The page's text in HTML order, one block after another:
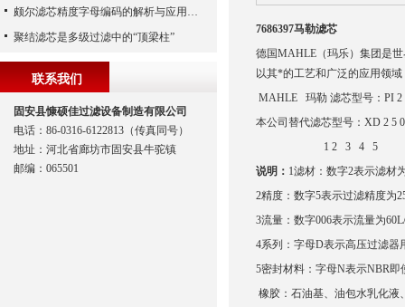
7686397马勒滤芯
德国MAHLE（玛乐）集团是
以其*的工艺和广泛的应用领
MAHLE 玛勒 滤芯型号：PI 2
本公司替代滤芯型号：XD 2
1 2 3 4 5
说明： 1滤材：数字2表示滤材
2精度：数字5表示过滤精度为
3流量：数字006表示流量为
4系列：字母D表示高压过滤
5密封材料：字母N表示NBR即
橡胶：石油基、油包水乳化液
颇尔滤芯精度字母编码的解析与应用指南
聚结滤芯是多级过滤中的“顶梁柱”
联系我们
固安县慷硕佳过滤设备制造有限公司
电话：86-0316-6122813（传真同号）
地址：河北省廊坊市固安县牛驼镇
邮编：065501